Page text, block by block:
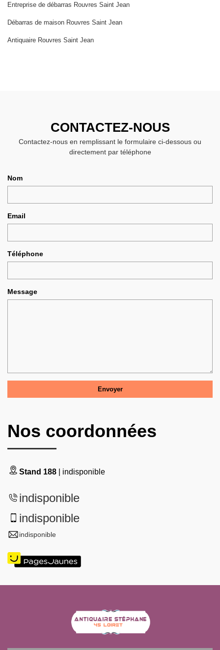
Entreprise de débarras Rouvres Saint Jean
Débarras de maison Rouvres Saint Jean
Antiquaire Rouvres Saint Jean
CONTACTEZ-NOUS
Contactez-nous en remplissant le formulaire ci-dessous ou
directement par téléphone
Nom
Email
Téléphone
Message
Nos coordonnées
Stand 188 | indisponible
indisponible
indisponible
indisponible